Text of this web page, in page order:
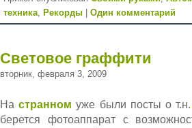
техника, Рекорды Один комментарий
Световое граффити
вторник, февраля 3, 2009
Настранном уже были посты о
берется фотоаппарат с